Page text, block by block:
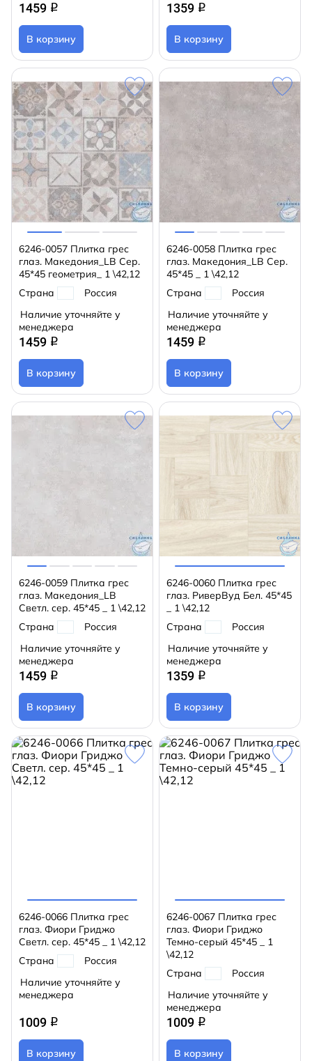
1459 q
В корзину
1359 q
В корзину
6246-0057 Плитка грес
глаз. Македония_LB Сер.
45*45 геометрия_ 1 \42,12
Страна
Россия
Наличие уточняйте у
менеджера
1459 q
В корзину
6246-0058 Плитка грес
глаз. Македония_LB Сер.
45*45 _ 1 \42,12
Страна
Россия
Наличие уточняйте у
менеджера
1459 q
В корзину
6246-0059 Плитка грес
глаз. Македония_LB
Светл. сер. 45*45 _ 1 \42,12
Страна
Россия
Наличие уточняйте у
менеджера
1459 q
В корзину
6246-0060 Плитка грес
глаз. РиверВуд Бел. 45*45
_ 1 \42,12
Страна
Россия
Наличие уточняйте у
менеджера
1359 q
В корзину
6246-0066 Плитка грес
глаз. Фиори Гриджо
Светл. сер. 45*45 _ 1 \42,12
Страна
Россия
Наличие уточняйте у
менеджера
1009 q
В корзину
6246-0067 Плитка грес
глаз. Фиори Гриджо
Темно-серый 45*45 _ 1
\42,12
Страна
Россия
Наличие уточняйте у
менеджера
1009 q
В корзину